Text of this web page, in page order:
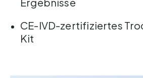
CE-IVD-zertifiziertes
Kit